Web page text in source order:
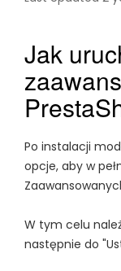
Jak
Po instalacji
opcje, aby w
W tym celu
następnie do